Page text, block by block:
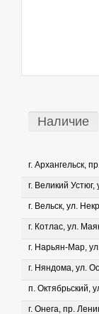
Наличие
г. Архангельск,
г. Великий
г. Вельск, ул.
г. Котлас, ул.
г. Нарьян-Мар,
г. Няндома, ул.
п. Октябрьский,
г. Онега, пр.